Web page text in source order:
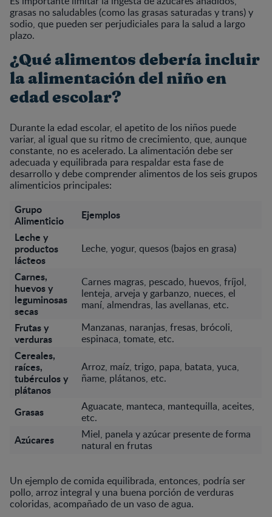
grasas no saludables (como las grasas saturadas y trans) y
sodio, que pueden ser perjudiciales para la salud a largo
plazo.
¿Qué alimentos debería incluir
la alimentación del niño en
edad escolar?
Durante la edad escolar, el apetito de los niños puede
variar, al igual que su ritmo de crecimiento, que, aunque
constante, no es acelerado. La alimentación debe ser
adecuada y equilibrada para respaldar esta fase de
desarrollo y debe comprender alimentos de los seis grupos
alimenticios principales:
Grupo
Alimenticio
Ejemplos
Leche y
productos
lácteos
Leche, yogur, quesos (bajos en grasa)
Carnes,
huevos y
leguminosas
secas
Carnes magras, pescado, huevos, fríjol,
lenteja, arveja y garbanzo, nueces, el
maní, almendras, las avellanas, etc.
Frutas y
verduras
Manzanas, naranjas, fresas, brócoli,
espinaca, tomate, etc.
Cereales,
raíces,
tubérculos y
plátanos
Arroz, maíz, trigo, papa, batata, yuca,
ñame, plátanos, etc.
Grasas
Aguacate, manteca, mantequilla, aceites,
etc.
Azúcares
Miel, panela y azúcar presente de forma
natural en frutas
Un ejemplo de comida equilibrada, entonces, podría ser
pollo, arroz integral y una buena porción de verduras
coloridas, acompañado de un vaso de agua.